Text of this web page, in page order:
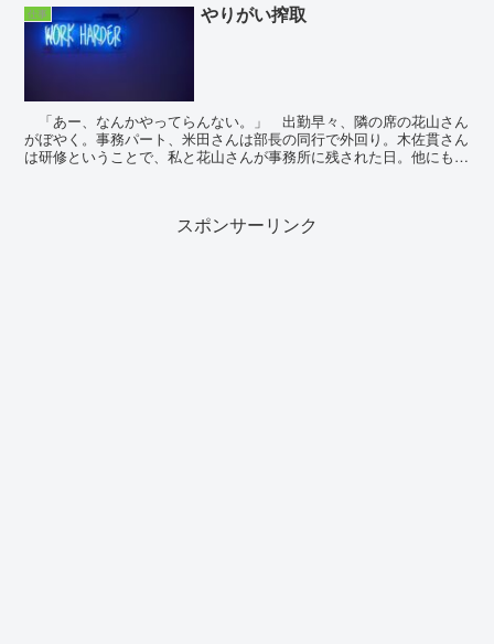
仕事 やりがい搾取
「あー、なんかやってらんない。」 出勤早々、隣の席の花山さん
がぼやく。事務パート、米田さんは部長の同行で外回り。木佐貫さん
は研修ということで、私と花山さんが事務所に残された日。他にも社
スポンサーリンク